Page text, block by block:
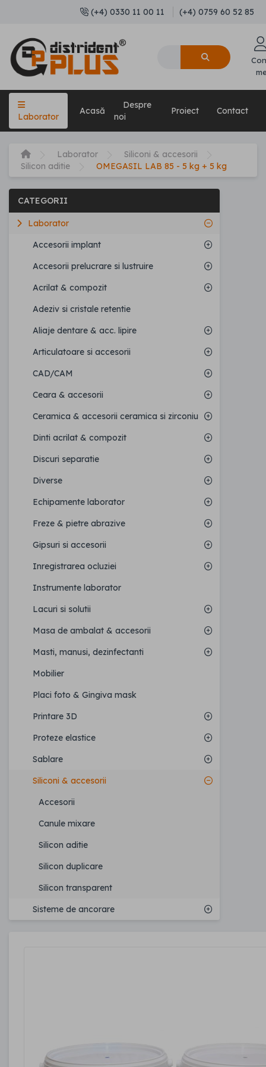
(+4) 0330 11 00 11 (+4) 0759 60 52 85
Laborator
Acasă
Despre
noi
Proiect Contact
Laborator
Siliconi & accesorii
Silicon aditie
OMEGASIL LAB 85 - 5 kg + 5 kg
CATEGORII
Laborator
Accesorii implant
Accesorii prelucrare si lustruire
Acrilat & compozit
Adeziv si cristale retentie
Aliaje dentare & acc. lipire
Articulatoare si accesorii
CAD/CAM
Ceara & accesorii
Ceramica & accesorii ceramica si zirconiu
Dinti acrilat & compozit
Discuri separatie
Diverse
Echipamente laborator
Freze & pietre abrazive
Gipsuri si accesorii
Inregistrarea ocluziei
Instrumente laborator
Lacuri si solutii
Masa de ambalat & accesorii
Masti, manusi, dezinfectanti
Mobilier
Placi foto & Gingiva mask
Printare 3D
Proteze elastice
Sablare
Siliconi & accesorii
Accesorii
Canule mixare
Silicon aditie
Silicon duplicare
Silicon transparent
Sisteme de ancorare